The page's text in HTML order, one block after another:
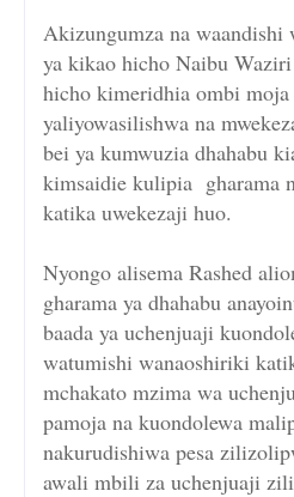
Akizungumza na waandishi
ya kikao hicho Naibu
hicho kimeridhia ombi moja
yaliyowasilishwa na
bei ya kumwuzia dhahabu
kimsaidie kulipia gharama
katika uwekezaji huo.
Nyongo alisema Rashed
gharama ya dhahabu
baada ya uchenjuaji
watumishi wanaoshiriki
mchakato mzima wa
pamoja na kuondolewa
nakurudishiwa pesa
awali mbili za uchenjuaji